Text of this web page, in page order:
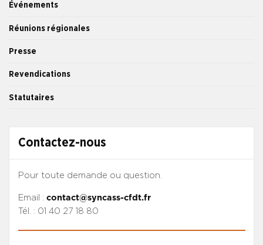
Événements
Réunions régionales
Presse
Revendications
Statutaires
Contactez-nous
Pour toute demande ou question.
Email : contact@syncass-cfdt.fr
Tél. : 01 40 27 18 80